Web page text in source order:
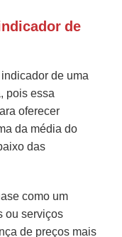
de
de uma
pois essa
oferecer
da média do
das
como um
ou serviços
de preços mais